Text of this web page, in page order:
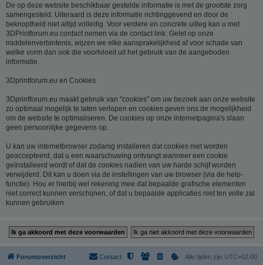
De op deze website beschikbaar gestelde informatie is met de grootste zorg
samengesteld. Uiteraard is deze informatie richtinggevend en door de
beknoptheid niet altijd volledig. Voor verdere en concrete uitleg kan u met
3DPrintforum.eu contact nemen via de contact link. Gelet op onze
middelenverbintenis, wijzen we elke aansprakelijkheid af voor schade van
welke vorm dan ook die voortvloeit uit het gebruik van de aangeboden
informatie.
3Dprintforum.eu en Cookies
3Dprintforum.eu maakt gebruik van "cookies" om uw bezoek aan onze website
zo optimaal mogelijk te laten verlopen en cookies geven ons de mogelijkheid
om de website te optimaliseren. De cookies op onze internetpagina's slaan
geen persoonlijke gegevens op.
U kan uw internetbrowser zodanig installeren dat cookies niet worden
geaccepteerd, dat u een waarschuwing ontvangt wanneer een cookie
geïnstalleerd wordt of dat de cookies nadien van uw harde schijf worden
verwijderd. Dit kan u doen via de instellingen van uw browser (via de help-
functie). Hou er hierbij wel rekening mee dat bepaalde grafische elementen
niet correct kunnen verschijnen, of dat u bepaalde applicaties niet ten volle zal
kunnen gebruiken.
Forumoverzicht Alle tijden zijn UTC+02:00
Contact